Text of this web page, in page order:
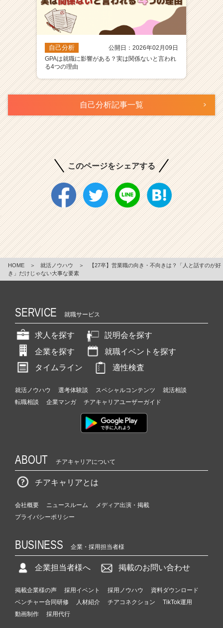
自己分析
公開日：2026年02月09日
GPAは就職に影響がある？実は関係ないと言われ
る4つの理由
自己分析記事一覧
このページをシェアする
HOME ＞ 就活ノウハウ ＞
【27卒】営業職の向き・不向きは？「人と話すのが好
き」だけじゃない大事な要素
SERVICE 就職サービス
求人を探す
説明会を探す
企業を探す
就職イベントを探す
タイムライン
適性検査
就活ノウハウ 選考体験談 スペシャルコンテンツ
就活相談
転職相談
企業マンガ チアキャリアユーザーガイド
ABOUT チアキャリアについて
チアキャリアとは
会社概要 ニュースルーム
メディア出演・掲載
プライバシーポリシー
BUSINESS 企業・採用担当者様
企業担当者様へ 掲載のお問い合わせ
掲載企業様の声 採用イベント 採用ノウハウ
資料ダウンロード
ベンチャー合同研修
人材紹介 チアコネクション
TikTok運用
動画制作
採用代行